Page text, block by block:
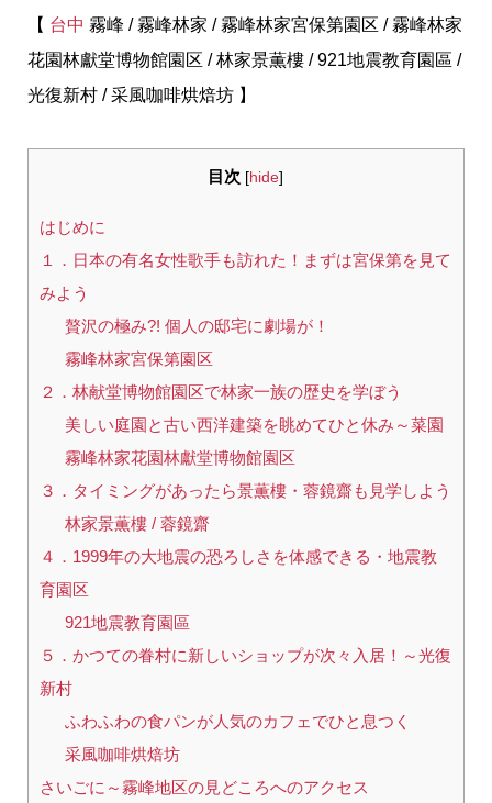
【 台中 霧峰 / 霧峰林家 / 霧峰林家宮保第園区 / 霧峰林家
花園林獻堂博物館園区 / 林家景薫樓 / 921地震教育園區 /
光復新村 / 采風咖啡烘焙坊 】
目次 [hide]
はじめに
１．日本の有名女性歌手も訪れた！まずは宮保第を見て
みよう
贅沢の極み?! 個人の邸宅に劇場が！
霧峰林家宮保第園区
２．林献堂博物館園区で林家一族の歴史を学ぼう
美しい庭園と古い西洋建築を眺めてひと休み～菜園
霧峰林家花園林獻堂博物館園区
３．タイミングがあったら景薫樓・蓉鏡齋も見学しよう
林家景薫樓 / 蓉鏡齋
４．1999年の大地震の恐ろしさを体感できる・地震教
育園区
921地震教育園區
５．かつての眷村に新しいショップが次々入居！～光復
新村
ふわふわの食パンが人気のカフェでひと息つく
采風咖啡烘焙坊
さいごに～霧峰地区の見どころへのアクセス